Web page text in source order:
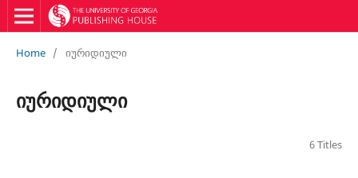
Home / იურიდიული
იურიდიული
6 Titles